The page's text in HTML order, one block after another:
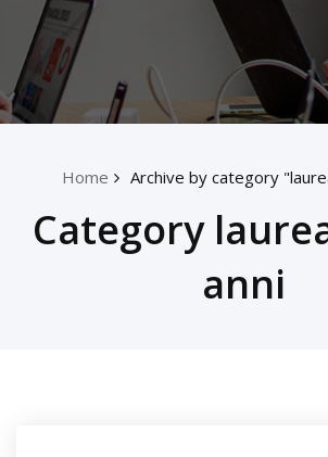
Home Archive by category
Category
anni